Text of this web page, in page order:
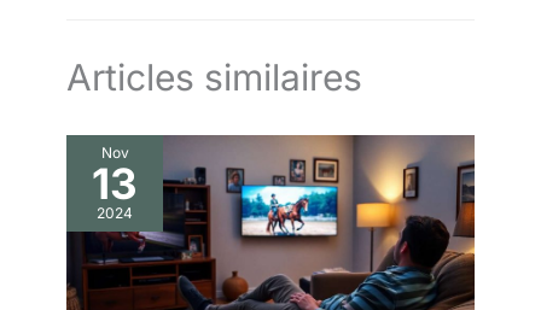
Articles similaires
Nov
13
2024